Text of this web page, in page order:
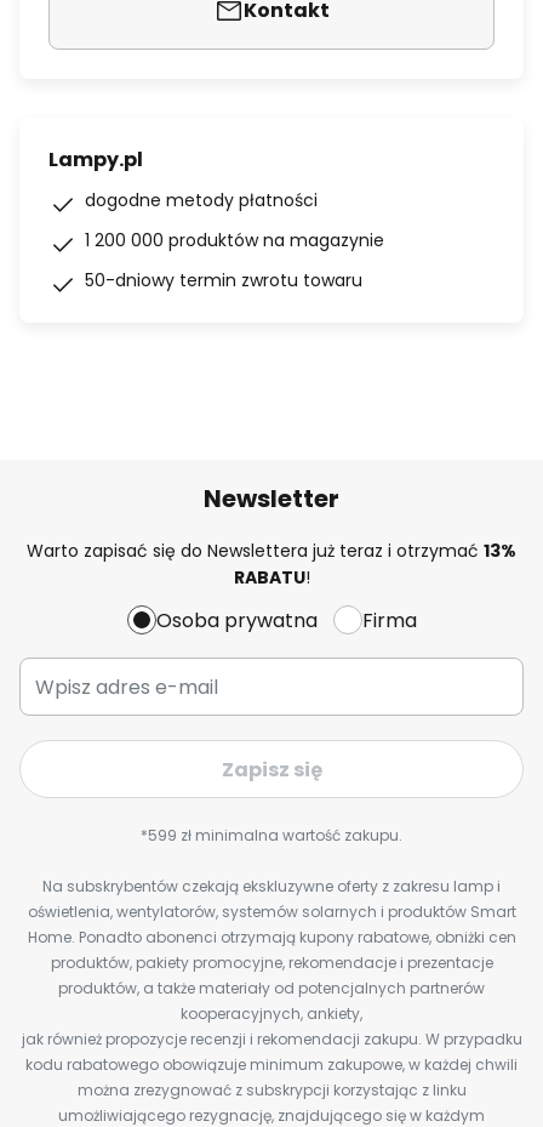
Kontakt
Lampy.pl
dogodne metody płatności
1 200 000 produktów na magazynie
50-dniowy termin zwrotu towaru
Newsletter
Warto zapisać się do Newslettera już teraz i otrzymać 13%
RABATU!
Osoba prywatna Firma
Zapisz się
*599 zł minimalna wartość zakupu.
Na subskrybentów czekają ekskluzywne oferty z zakresu lamp i
oświetlenia, wentylatorów, systemów solarnych i produktów Smart
Home. Ponadto abonenci otrzymają kupony rabatowe, obniżki cen
produktów, pakiety promocyjne, rekomendacje i prezentacje
produktów, a także materiały od potencjalnych partnerów
kooperacyjnych, ankiety,
jak również propozycje recenzji i rekomendacji zakupu. W przypadku
kodu rabatowego obowiązuje minimum zakupowe, w każdej chwili
można zrezygnować z subskrypcji korzystając z linku
umożliwiającego rezygnację, znajdującego się w każdym